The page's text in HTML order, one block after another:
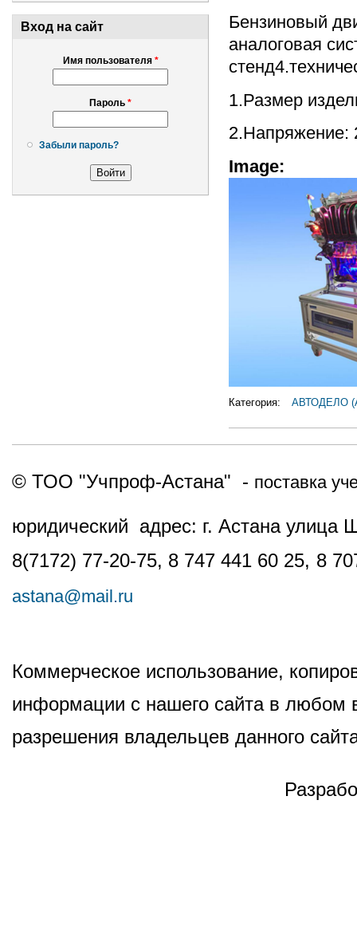
Вход на сайт
Имя пользователя *
Пароль *
Забыли пароль?
Бензиновый
аналоговая
1.Размер
2.Напряжение:
Image:
Категория: АВТОДЕЛО
© ТОО "Учпроф-Астана" - поставка
юридический адрес: г. Астана
8(7172) 77-20-75, 8 747 441 60 25, 8
astana@mail.ru
Коммерческое использование,
информации с нашего сайта в любом
разрешения владельцев данного